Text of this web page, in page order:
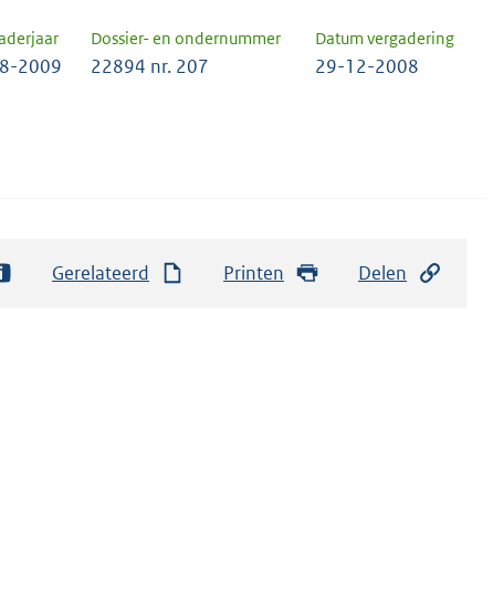
Dossier- en ondernummer Datum vergadering
2009 22894 nr. 207 29-12-2008
Gerelateerd Printen Delen